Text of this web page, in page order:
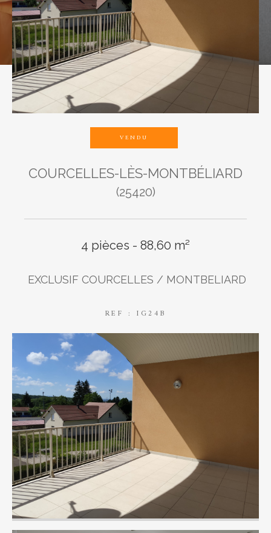
VENDU
COURCELLES-LÈS-MONTBÉLIARD
(25420)
4 pièces - 88,60 m²
EXCLUSIF COURCELLES / MONTBELIARD
REF : IG24B
Budget
Pièces
3
Ville
Terrasse
FILTRER PAR
Coups de coeur Exclusivités Nouveautés